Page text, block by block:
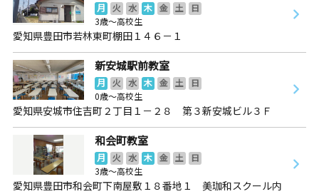
月 火 水 木 金 土
日
3歳～高校生
愛知県豊田市若林東町棚田１４６－１
新安城駅前教室
月 火 水 木 金 土
日
0歳～高校生
愛知県安城市住吉町２丁目１－２８ 第３新安城ビル３Ｆ
和会町教室
月 火 水 木 金 土
日
3歳～高校生
愛知県豊田市和会町下南屋敷１８番地１ 美珈和スクール内